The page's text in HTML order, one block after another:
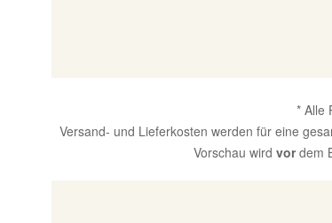
* Alle
Versand- und Lieferkosten werden für eine
Vorschau wird vordem